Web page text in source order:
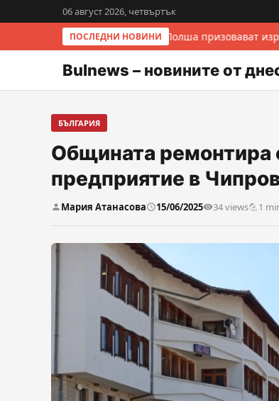
06 август 2026, четвъртък
ПОСЛЕДНИ НОВИНИ
Италия и Полша призовават
Bulnews – новините от
БЪЛГАРИЯ
Общината
предприятие в
Мария Атанасова 15/06/2025 34 views 1